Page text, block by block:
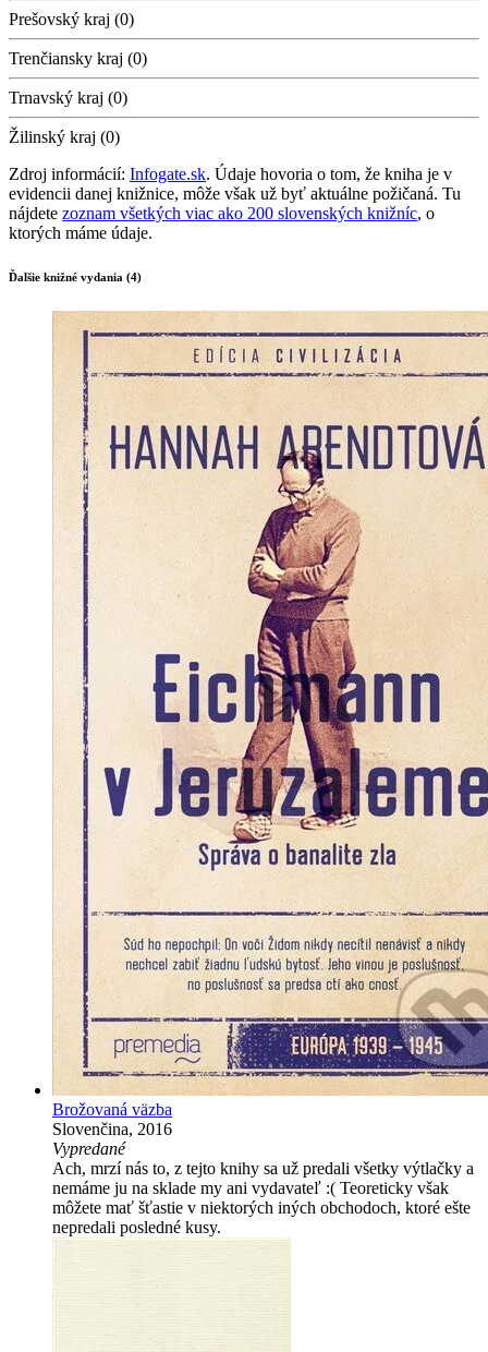
Prešovský kraj (0)
Trenčiansky kraj (0)
Trnavský kraj (0)
Žilinský kraj (0)
Zdroj informácií: Infogate.sk. Údaje hovoria o tom, že kniha je v
evidencii danej knižnice, môže však už byť aktuálne požičaná. Tu
nájdete zoznam všetkých viac ako 200 slovenských knižníc, o
ktorých máme údaje.
Ďalšie knižné vydania (4)
Brožovaná väzba
Slovenčina, 2016
Vypredané
Ach, mrzí nás to, z tejto knihy sa už predali všetky výtlačky a
nemáme ju na sklade my ani vydavateľ :( Teoreticky však
môžete mať šťastie v niektorých iných obchodoch, ktoré ešte
nepredali posledné kusy.